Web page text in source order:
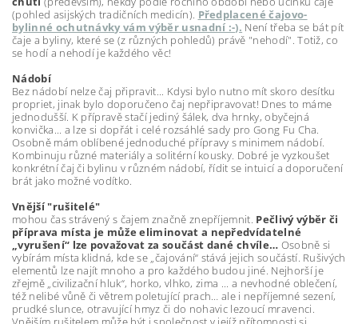
(pohled asijských tradičních medicín). Předplacené čajovo-
bylinné ochutnávky vám výběr usnadní :-). Není třeba se bát pít
čaje a byliny, které se (z různých pohledů) právě "nehodí". Totiž, co
se hodí a nehodí je každého věc!
Nádobí
Bez nádobí nelze čaj připravit... Kdysi bylo nutno mít skoro desítku
propriet, jinak bylo doporučeno čaj nepřipravovat! Dnes to máme
jednodušší. K přípravě stačí jediný šálek, dva hrnky, obyčejná
konvička... a lze si dopřát i celé rozsáhlé sady pro Gong Fu Cha.
Osobně mám oblíbené jednoduché přípravy s minimem nádobí.
Kombinuju různé materiály a solitérní kousky. Dobré je vyzkoušet
konkrétní čaj či bylinu v různém nádobí, řídit se intuicí a doporučení
brát jako možné vodítko.
Vnější "rušitelé"
mohou čas strávený s čajem značně znepříjemnit. Pečlivý výběr či
příprava místa je může eliminovat a nepředvídatelné
„vyrušení“ lze považovat za součást dané chvíle… Osobně si
vybírám místa klidná, kde se „čajování“ stává jejich součástí. Rušivých
elementů lze najít mnoho a pro každého budou jiné. Nejhorší je
zřejmě „civilizační hluk“, horko, vlhko, zima ... a nevhodné oblečení,
též nelibé vůně či větrem poletující prach… ale i nepříjemné sezení,
prudké slunce, otravující hmyz či do nohavic lezoucí mravenci.